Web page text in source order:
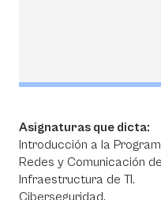
Asignaturas que dicta:
Introducción a la
Redes y Comunicación
Infraestructura de TI.
Ciberseguridad.